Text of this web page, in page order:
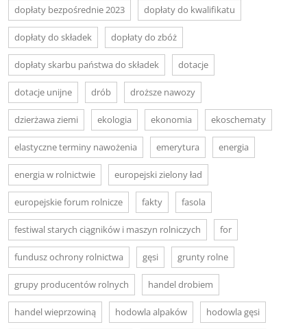
dopłaty bezpośrednie 2023 dopłaty do kwalifikatu
dopłaty do składek dopłaty do zbóż
dopłaty skarbu państwa do składek dotacje
dotacje unijne drób droższe nawozy
dzierżawa ziemi ekologia ekonomia ekoschematy
elastyczne terminy nawożenia emerytura energia
energia w rolnictwie europejski zielony ład
europejskie forum rolnicze fakty fasola
festiwal starych ciągników i maszyn rolniczych for
fundusz ochrony rolnictwa gęsi grunty rolne
grupy producentów rolnych handel drobiem
handel wieprzowiną hodowla alpaków hodowla gęsi